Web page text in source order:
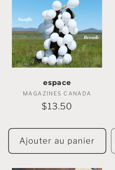
espace
Marchands
:
MAGAZINES CANADA
Prix
$13.50
Ajouter au panier